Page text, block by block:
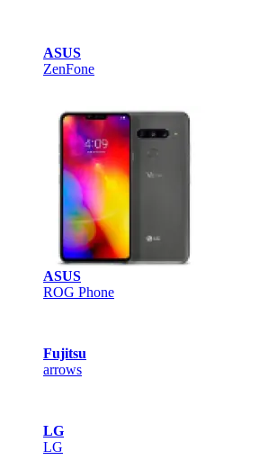
ASUS
ZenFone
ASUS
ROG Phone
Fujitsu
arrows
LG
LG